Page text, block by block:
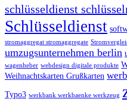
schlüsseldienst
Schlüsseldienst
stromaggregat stromaggregate
umzugsunternehmen berlin
wagenheber webdesign digitale produkte
Weihnachtskarten Grußkarten
Typo3 werkbank werkbaenke werkzeug